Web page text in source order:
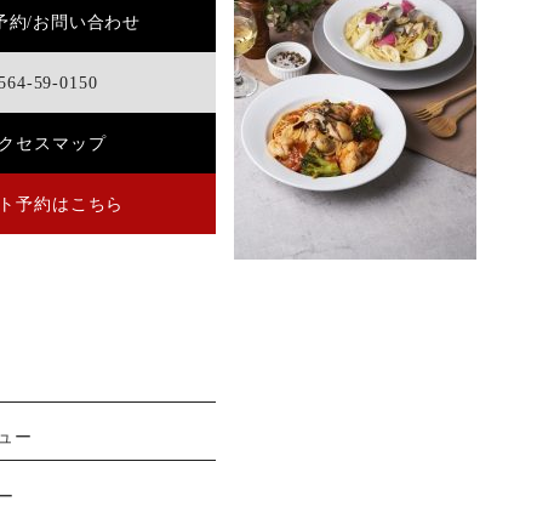
約/お問い合わせ
59-0150
セスマップ
予約はこちら
ー